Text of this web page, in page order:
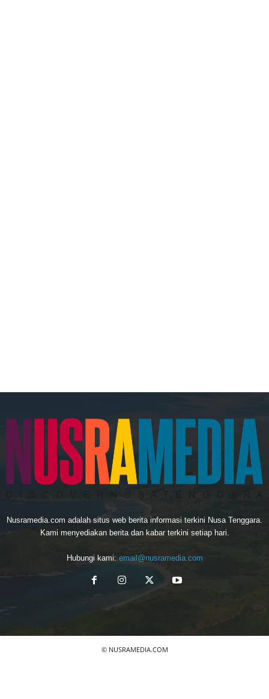
Nusramedia.com adalah situs web berita informasi terkini Nusa Tenggara.
Kami menyediakan berita dan kabar terkini setiap hari.
Hubungi kami: email@nusramedia.com
© NUSRAMEDIA.COM